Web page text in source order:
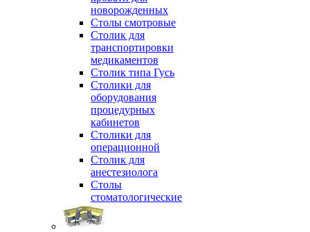
новорожденных
Столы смотровые
Столик для
транспортировки
медикаментов
Столик типа Гусь
Столики для
оборудования
процедурных
кабинетов
Столики для
операционной
Столик для
анестезиолога
Столы
стоматологические